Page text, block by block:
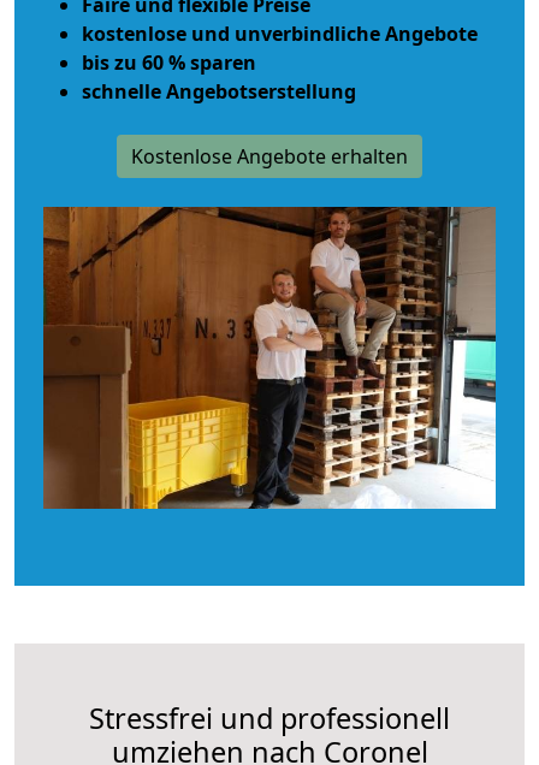
kostenlose und unverbindliche Angebote
bis zu 60 % sparen
schnelle Angebotserstellung
Kostenlose Angebote erhalten
Stressfrei und professionell
umziehen nach Coronel